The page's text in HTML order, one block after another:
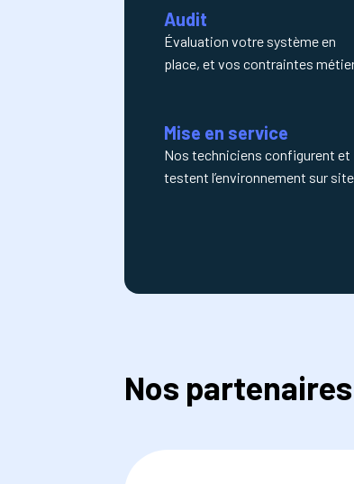
Audit
Évaluation votre système en
place, et vos contraintes
Mise en service
Nos techniciens configurent et
testent l’environnement sur
Nos partenaires